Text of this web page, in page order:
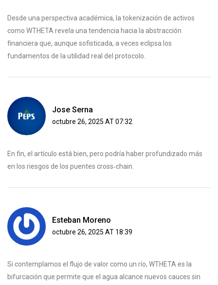
Desde una perspectiva académica, la tokenización de activos
como WTHETA revela una tendencia hacia la abstracción
financiera que, aunque sofisticada, a veces eclipsa los
fundamentos de la utilidad real del protocolo.
Jose Serna
octubre 26, 2025 AT 07:32
En fin, el artículo está bien, pero podría haber profundizado más
en los riesgos de los puentes cross‑chain.
Esteban Moreno
octubre 26, 2025 AT 18:39
Si contemplamos el flujo de valor como un río, WTHETA es la
bifurcación que permite que el agua alcance nuevos cauces sin